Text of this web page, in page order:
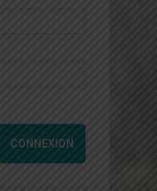
CONNEXION